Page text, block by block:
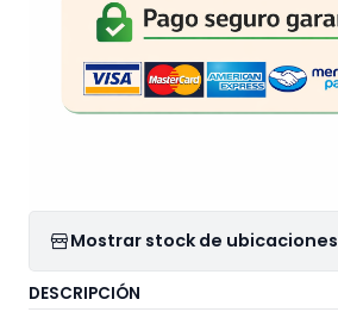
Mostrar stock de ubicaciones
DESCRIPCIÓN